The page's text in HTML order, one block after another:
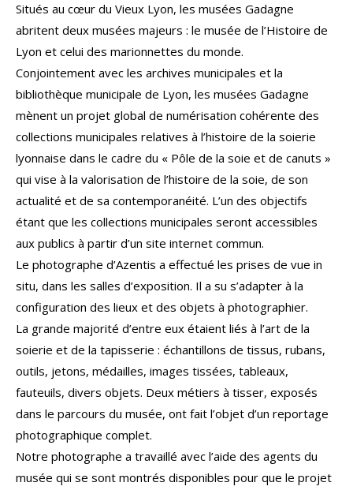
Situés au cœur du Vieux Lyon, les musées Gadagne
abritent deux musées majeurs : le musée de l’Histoire de
Lyon et celui des marionnettes du monde.
Conjointement avec les archives municipales et la
bibliothèque municipale de Lyon, les musées Gadagne
mènent un projet global de numérisation cohérente des
collections municipales relatives à l’histoire de la soierie
lyonnaise dans le cadre du « Pôle de la soie et de canuts »
qui vise à la valorisation de l’histoire de la soie, de son
actualité et de sa contemporanéité. L’un des objectifs
étant que les collections municipales seront accessibles
aux publics à partir d’un site internet commun.
Le photographe d’Azentis a effectué les prises de vue in
situ, dans les salles d’exposition. Il a su s’adapter à la
configuration des lieux et des objets à photographier.
La grande majorité d’entre eux étaient liés à l’art de la
soierie et de la tapisserie : échantillons de tissus, rubans,
outils, jetons, médailles, images tissées, tableaux,
fauteuils, divers objets. Deux métiers à tisser, exposés
dans le parcours du musée, ont fait l’objet d’un reportage
photographique complet.
Notre photographe a travaillé avec l’aide des agents du
musée qui se sont montrés disponibles pour que le projet